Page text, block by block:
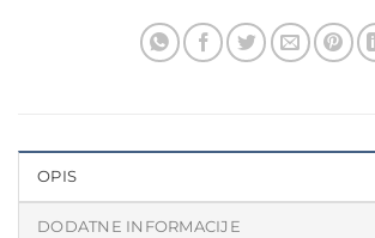
OPIS
DODATNE INFORMACIJE